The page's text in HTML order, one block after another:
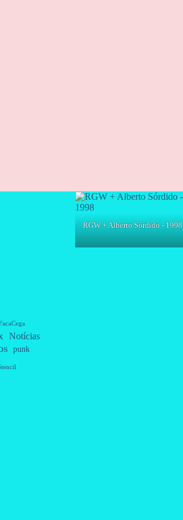
Notícias
punk
RGW + Alberto Sórdido - 1998